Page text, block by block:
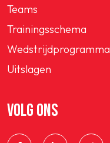
Teams
Trainingsschema
Wedstrijdprogramma
Uitslagen
VOLG ONS